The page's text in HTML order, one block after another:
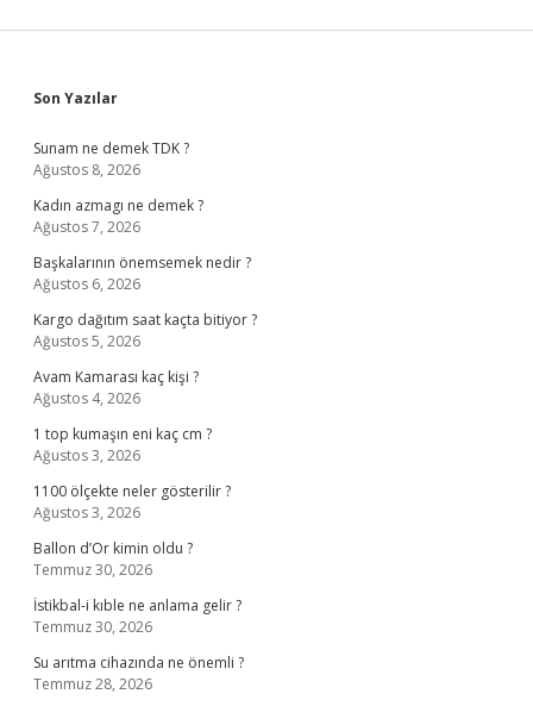
Sidebar
Son Yazılar
Sunam ne demek TDK ?
Ağustos 8, 2026
Kadın azmagı ne demek ?
Ağustos 7, 2026
Başkalarının önemsemek nedir ?
Ağustos 6, 2026
Kargo dağıtım saat kaçta bitiyor ?
Ağustos 5, 2026
Avam Kamarası kaç kişi ?
Ağustos 4, 2026
1 top kumaşın eni kaç cm ?
Ağustos 3, 2026
1100 ölçekte neler gösterilir ?
Ağustos 3, 2026
Ballon d’Or kimin oldu ?
Temmuz 30, 2026
İstikbal-i kıble ne anlama gelir ?
Temmuz 30, 2026
Su arıtma cihazında ne önemli ?
Temmuz 28, 2026